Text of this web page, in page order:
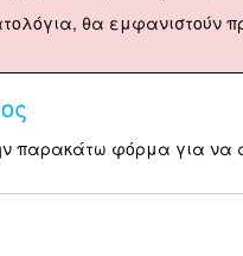
θα εμφανιστούν
φόρμα για να